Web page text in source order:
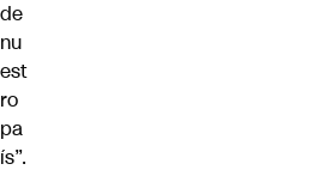
de
nu
est
ro
pa
ís”.